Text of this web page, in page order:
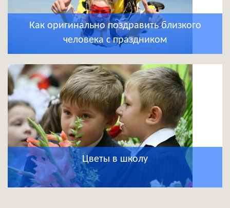
Как оригинально поздравить близкого
человека с праздником
Цветы в школу